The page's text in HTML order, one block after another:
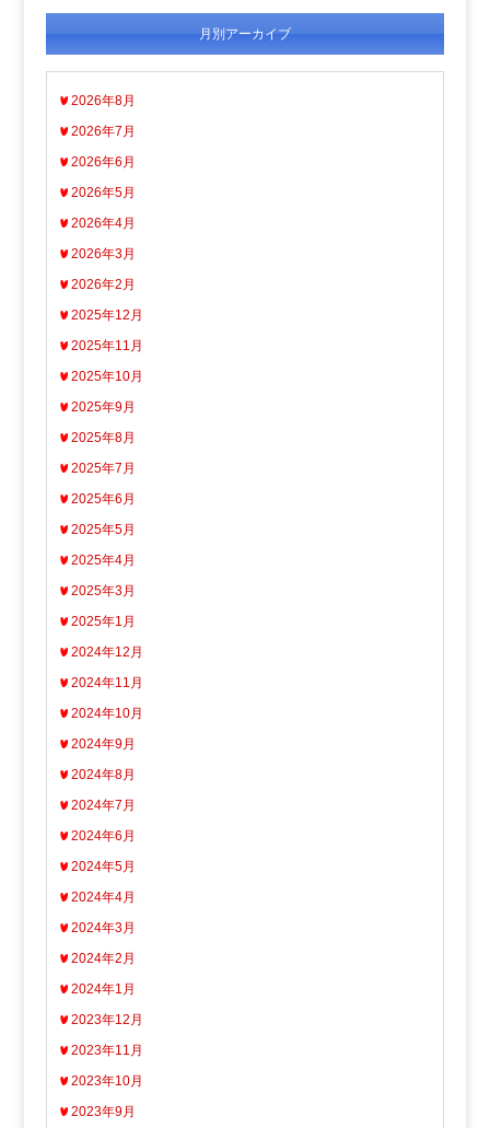
月別アーカイブ
2026年8月
2026年7月
2026年6月
2026年5月
2026年4月
2026年3月
2026年2月
2025年12月
2025年11月
2025年10月
2025年9月
2025年8月
2025年7月
2025年6月
2025年5月
2025年4月
2025年3月
2025年1月
2024年12月
2024年11月
2024年10月
2024年9月
2024年8月
2024年7月
2024年6月
2024年5月
2024年4月
2024年3月
2024年2月
2024年1月
2023年12月
2023年11月
2023年10月
2023年9月